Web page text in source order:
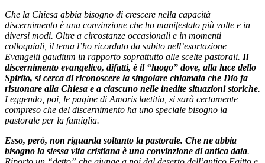
Che la Chiesa abbia bisogno di crescere nella capacità
discernimento è una convinzione che ho manifestato più volte e in
diversi modi. Oltre a circostanze occasionali e in momenti
colloquiali, il tema l’ho ricordato da subito nell’esortazione
Evangelii gaudium in rapporto soprattutto alle scelte pastorali. Il
discernimento evangelico, difatti, è il “luogo” dove, alla luce dello
Spirito, si cerca di riconoscere la singolare chiamata che Dio fa
risuonare alla Chiesa e a ciascuno nelle inedite situazioni storiche.
Leggendo, poi, le pagine di Amoris laetitia, si sarà certamente
compreso che del discernimento ha uno speciale bisogno la
pastorale per la famiglia.
Esso, però, non riguarda soltanto la pastorale. Che ne abbia
bisogno la stessa vita cristiana è una convinzione di antica data.